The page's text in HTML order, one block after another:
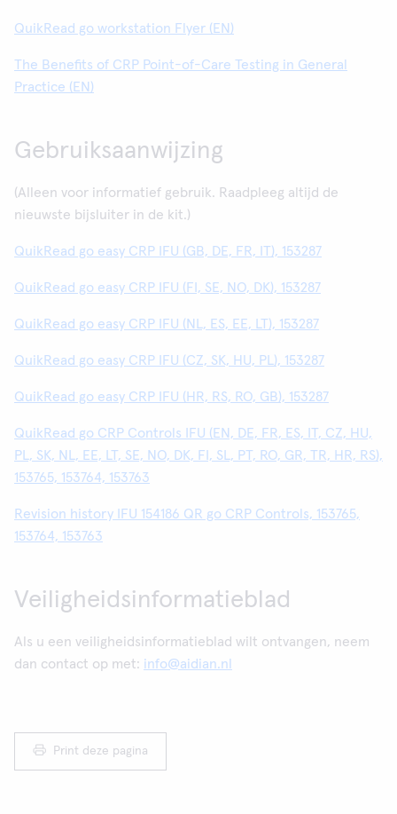
QuikRead go workstation Flyer (EN)
The Benefits of CRP Point-of-Care Testing in General
Practice (EN)
Gebruiksaanwijzing
(Alleen voor informatief gebruik. Raadpleeg altijd de
nieuwste bijsluiter in de kit.)
QuikRead go easy CRP IFU (GB, DE, FR, IT), 153287
QuikRead go easy CRP IFU (FI, SE, NO, DK), 153287
QuikRead go easy CRP IFU (NL, ES, EE, LT), 153287
QuikRead go easy CRP IFU (CZ, SK, HU, PL), 153287
QuikRead go easy CRP IFU (HR, RS, RO, GB), 153287
QuikRead go CRP Controls IFU (EN, DE, FR, ES, IT, CZ, HU,
PL, SK, NL, EE, LT, SE, NO, DK, FI, SL, PT, RO, GR, TR, HR, RS),
153765, 153764, 153763
Revision history IFU 154186 QR go CRP Controls, 153765,
153764, 153763
Veiligheidsinformatieblad
Als u een veiligheidsinformatieblad wilt ontvangen, neem
dan contact op met: info@aidian.nl
Print deze pagina